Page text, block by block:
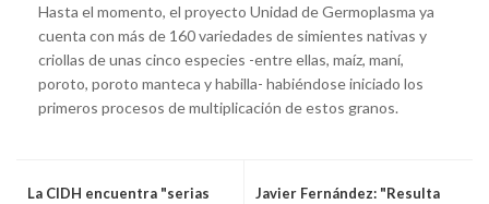
Hasta el momento, el proyecto Unidad de Germoplasma ya
cuenta con más de 160 variedades de simientes nativas y
criollas de unas cinco especies -entre ellas, maíz, maní,
poroto, poroto manteca y habilla- habiéndose iniciado los
primeros procesos de multiplicación de estos granos.
La CIDH encuentra "serias
Javier Fernández: "Resulta